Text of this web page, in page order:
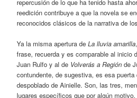
repercusión de lo que ha tenido hasta
reedición contribuye a que la novela se
reconocidos clásicos de la narrativa de
Ya la misma apertura deLa lluvia amarilla
frase, recuerda y es comparable al inicio
Juan Rulfo y al de Volverás a Región de
contundente, de sugestiva, es esa puerta
despoblado de Ainielle. Son, las tres,
lugares específicos que por algún